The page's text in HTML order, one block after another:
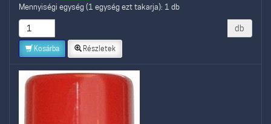
Mennyiségi egység (1 egység ezt takarja): 1 db
db
Kosárba Részletek